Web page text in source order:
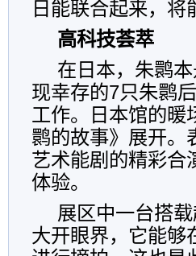
日能联合起来，将
高科技荟萃
在日本，朱鹮
现幸存的7只朱鹮
工作。日本馆的暖
鹮的故事》展开。
艺术能剧的精彩合
体验。
展区中一台搭
大开眼界，它能够